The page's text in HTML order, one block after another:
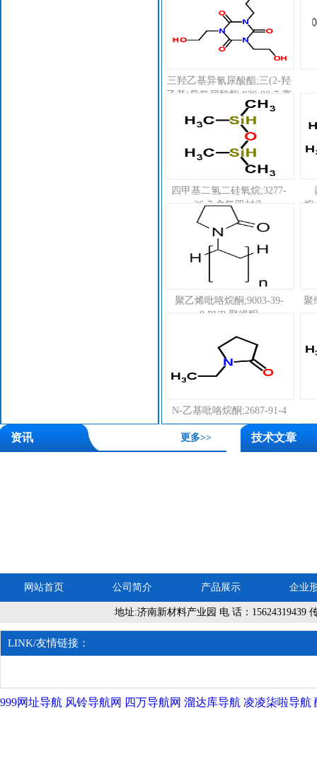
三羟乙基异氰尿酸酯;三(2-羟
乙基)异氰尿酸酯;839-90-7;赛
四甲基二氢二硅氧烷;3277-
26-7;含氢双封头
烷
聚乙烯吡咯烷酮;9003-39-
8;PVP;聚维酮
聚
N-乙基吡咯烷酮;2687-91-4
三氟乙酸乙酯 383-63-1
资讯 更多>> 技术文章
网站首页 公司简介 产品展示 企业
地址:济南新材料产业园 电 话：15624319439
LINK/友情链接：
999网址导航 风铃导航网 四万导航网 溜达库导航 凌凌柒啦导航